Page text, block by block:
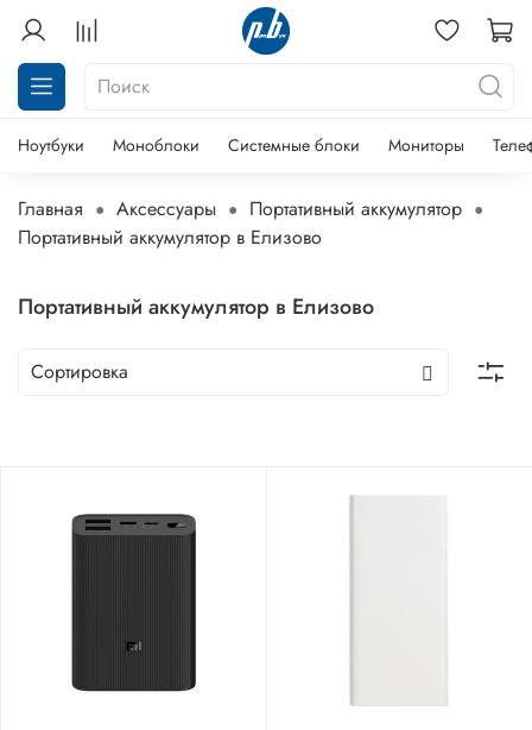
Ноутбуки Моноблоки Системные блоки Мониторы
Главная Аксессуары
Портативный аккумулятор
Портативный аккумулятор в Елизово
Портативный аккумулятор в Елизово